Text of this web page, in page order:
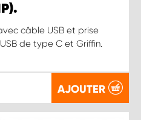
câble USB et prise
de type C et Griffin.
AJOUTER